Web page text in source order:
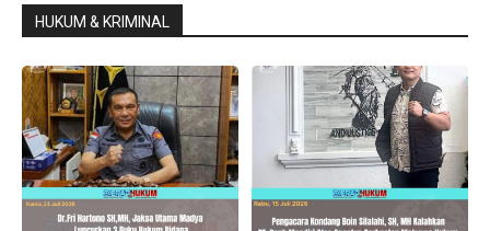
HUKUM & KRIMINAL